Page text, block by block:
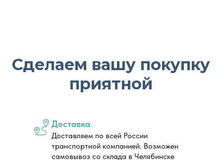
Сделаем вашу покупку
приятной
Доставка
Доставляем по всей России
транспортной компанией. Возможен
самовывоз со склада в Челябинске